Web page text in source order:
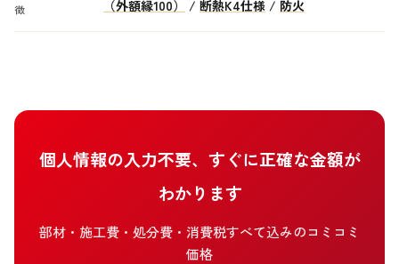
徴
（外額縁100）
/ 断熱K4仕様 / 防火
個人情報の入力不要、すぐに正確な金額が
わかります
部材・施工費・処分費・消費税すべて込みのコミコミ
価格